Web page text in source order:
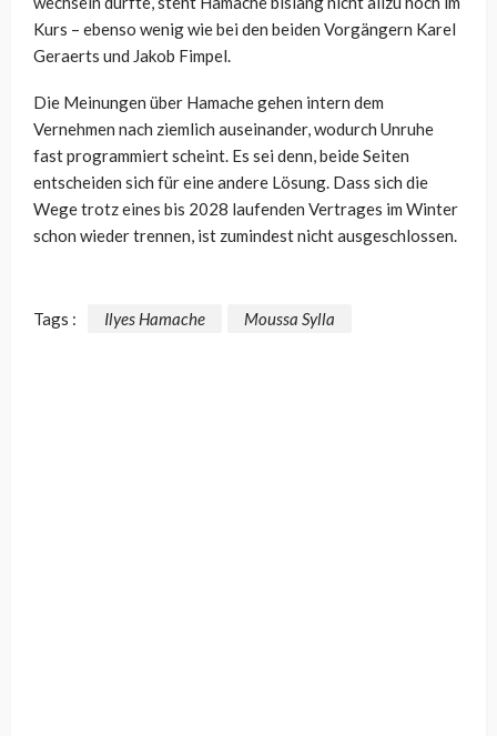
Kurs – ebenso wenig wie bei den beiden Vorgängern Karel
Geraerts und Jakob Fimpel.
Die Meinungen über Hamache gehen intern dem
Vernehmen nach ziemlich auseinander, wodurch Unruhe
fast programmiert scheint. Es sei denn, beide Seiten
entscheiden sich für eine andere Lösung. Dass sich die
Wege trotz eines bis 2028 laufenden Vertrages im Winter
schon wieder trennen, ist zumindest nicht ausgeschlossen.
Tags : Ilyes Hamache Moussa Sylla